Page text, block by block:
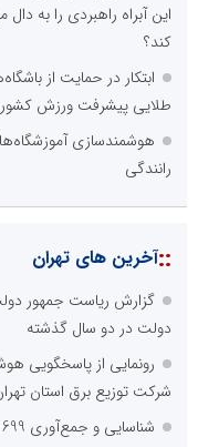
این آبراه راهبردی را به
کند؟
ابتکار در حمایت از
طلایی پیشرفت ورزش کشور
هوشمندسازی
رانندگی
::آخرین های تهران
گزارش ریاست جمهور
دولت در دو سال گذشته
شرکت توزیع برق استان
شناسایی و جمع‌آوری 699 ماینر غیرمجاز در استان تهران